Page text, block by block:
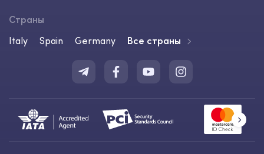
Страны
Italy
Spain Germany Все страны